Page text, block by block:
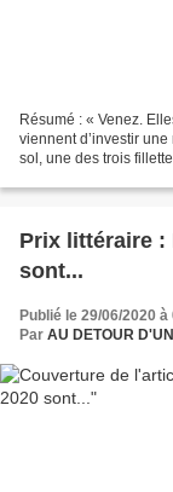
Résumé : « Venez.
viennent d’investir
sol, une des trois
Prix littéraire :
sont...
Publié le 29/06/2020 à
Par AU DETOUR